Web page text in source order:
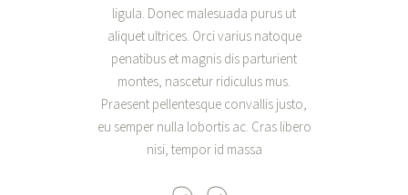
ligula. Donec malesuada purus ut
aliquet ultrices. Orci varius natoque
penatibus et magnis dis parturient
montes, nascetur ridiculus mus.
Praesent pellentesque convallis justo,
eu semper nulla lobortis ac. Cras libero
nisi, tempor id massa